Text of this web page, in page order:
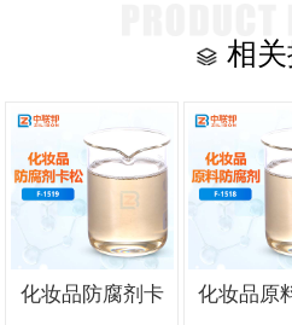
相
化妆品防腐剂卡 化妆品原